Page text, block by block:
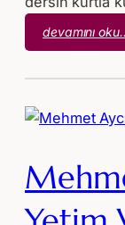
devamını